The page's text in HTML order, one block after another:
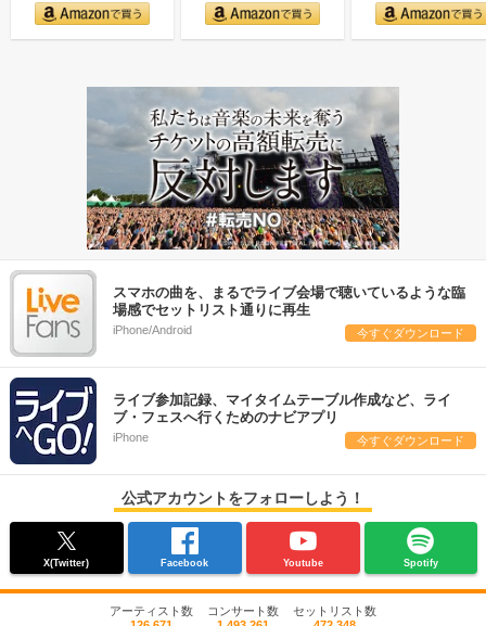
スマホの曲を、まるでライブ会場で聴いているような臨
場感でセットリスト通りに再生
iPhone/Android 今すぐダウンロード
ライブ参加記録、マイタイムテーブル作成など、ライ
ブ・フェスへ行くためのナビアプリ
iPhone 今すぐダウンロード
公式アカウントをフォローしよう！
X(Twitter) Facebook Youtube Spotify
アーティスト数
コンサート数
セットリスト数